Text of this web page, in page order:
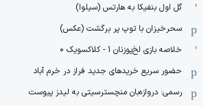
گل اول بنفیکا به هارتس (سیلوا)
سحرخیزان با توپ پر برگشت (عکس)
خلاصه بازی لخ‌پوزنان 1 - کلاکسویک 0
حضور سریع خریدهای جدید فراز در خرم آباد
رسمی: دروازه‌بان منچسترسیتی به لیدز پیوست